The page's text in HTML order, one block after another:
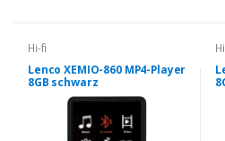
Hi-fi
Lenco XEMIO-860 MP4-Player
8GB schwarz